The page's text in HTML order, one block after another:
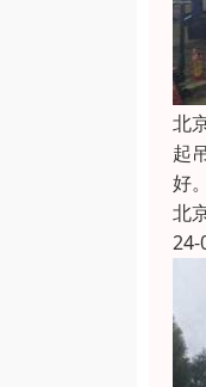
北
起
好
北
24-